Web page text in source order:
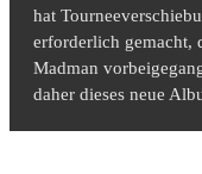
hat
erforderlich gemacht,
Madman
daher dieses neue